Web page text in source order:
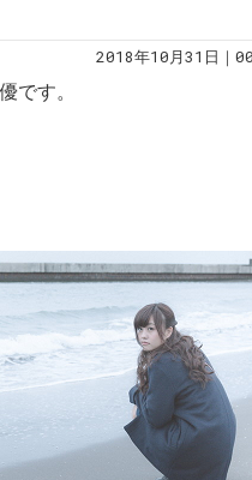
2018年10月31日｜
です。